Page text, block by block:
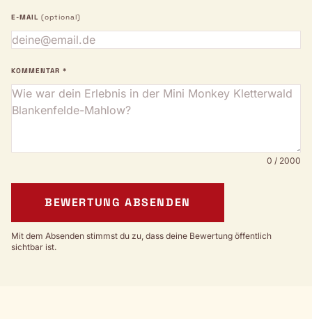
E-MAIL (optional)
KOMMENTAR *
0 / 2000
BEWERTUNG ABSENDEN
Mit dem Absenden stimmst du zu, dass deine Bewertung öffentlich
sichtbar ist.